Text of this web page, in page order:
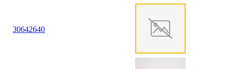
30642640